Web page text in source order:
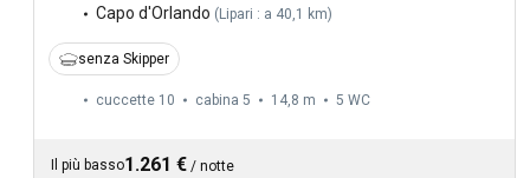
Capo d'Orlando ( Lipari : a 40,1 km)
senza Skipper
cuccette 10 cabina 5 14,8 m 5 WC
Il più basso1.261 € / notte